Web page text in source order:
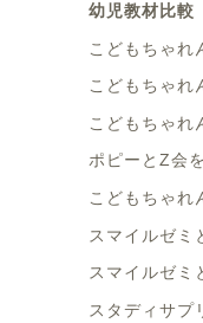
幼児教材比較
こどもちゃれ
こどもちゃれ
こどもちゃれ
ポピーとZ会
こどもちゃれ
スマイルゼミ
スマイルゼミ
スタディサプ